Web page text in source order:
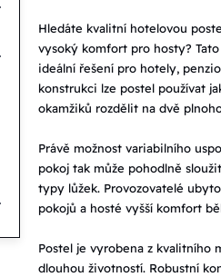
Hledáte kvalitní hotelovou
vysoký komfort pro hosty?
ideální řešení pro hotely,
konstrukci lze postel používat
okamžiků rozdělit na dvě
Právě možnost variabilního
pokoj tak může pohodlně
typy lůžek. Provozovatelé
pokojů a hosté vyšší komfort
Postel je vyrobena z kvalitního
dlouhou životností. Robustní